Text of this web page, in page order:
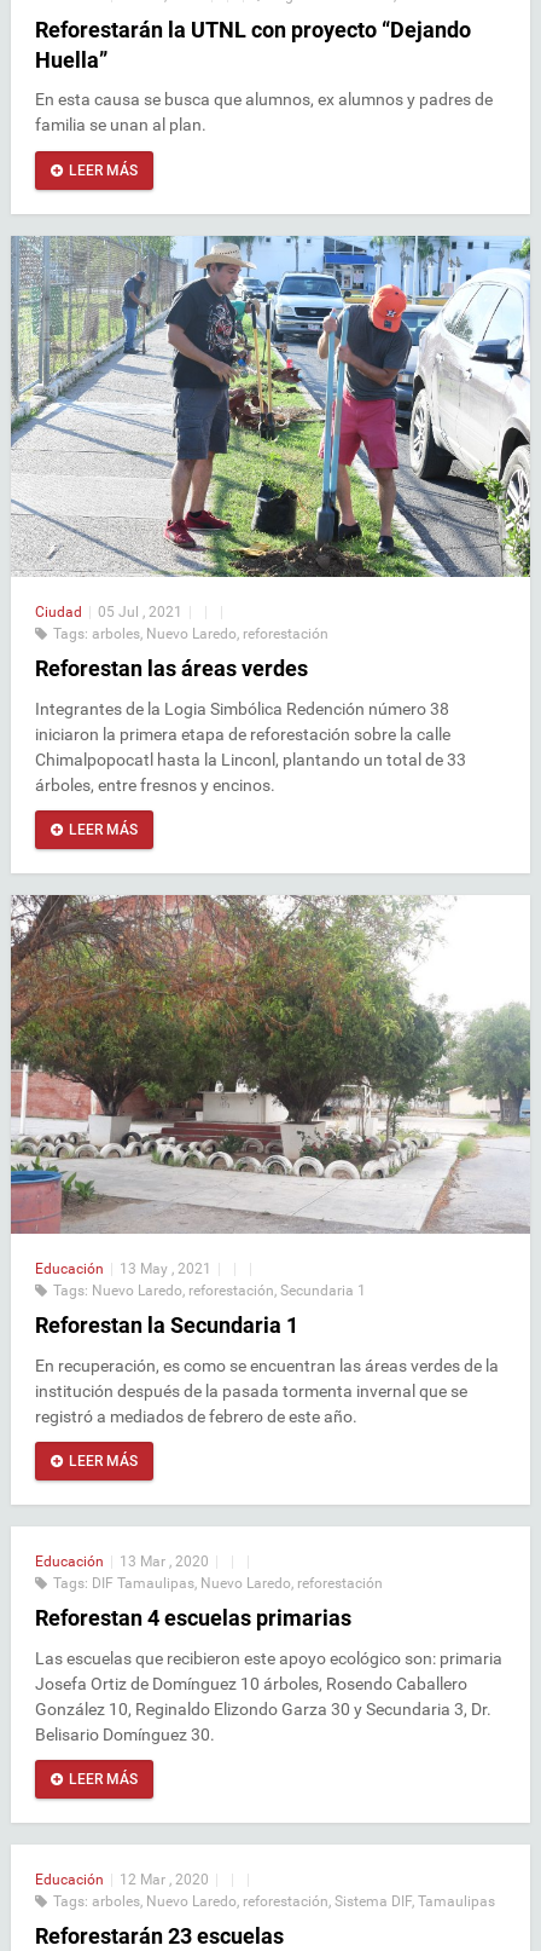
Reforestarán la UTNL con proyecto “Dejando
Huella”
En esta causa se busca que alumnos, ex alumnos y padres de
familia se unan al plan.
LEER MÁS
Ciudad 05 Jul , 2021
Tags: arboles, Nuevo Laredo, reforestación
Reforestan las áreas verdes
Integrantes de la Logia Simbólica Redención número 38
iniciaron la primera etapa de reforestación sobre la calle
Chimalpopocatl hasta la Linconl, plantando un total de 33
árboles, entre fresnos y encinos.
LEER MÁS
Educación 13 May , 2021
Tags: Nuevo Laredo, reforestación, Secundaria 1
Reforestan la Secundaria 1
En recuperación, es como se encuentran las áreas verdes de la
institución después de la pasada tormenta invernal que se
registró a mediados de febrero de este año.
LEER MÁS
Educación 13 Mar , 2020
Tags: DIF Tamaulipas, Nuevo Laredo, reforestación
Reforestan 4 escuelas primarias
Las escuelas que recibieron este apoyo ecológico son: primaria
Josefa Ortiz de Domínguez 10 árboles, Rosendo Caballero
González 10, Reginaldo Elizondo Garza 30 y Secundaria 3, Dr.
Belisario Domínguez 30.
LEER MÁS
Educación 12 Mar , 2020
Tags: arboles, Nuevo Laredo, reforestación, Sistema DIF, Tamaulipas
Reforestarán 23 escuelas